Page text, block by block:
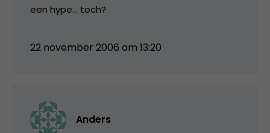
een hype… toch?
22 november 2006 om 13:20
Anders